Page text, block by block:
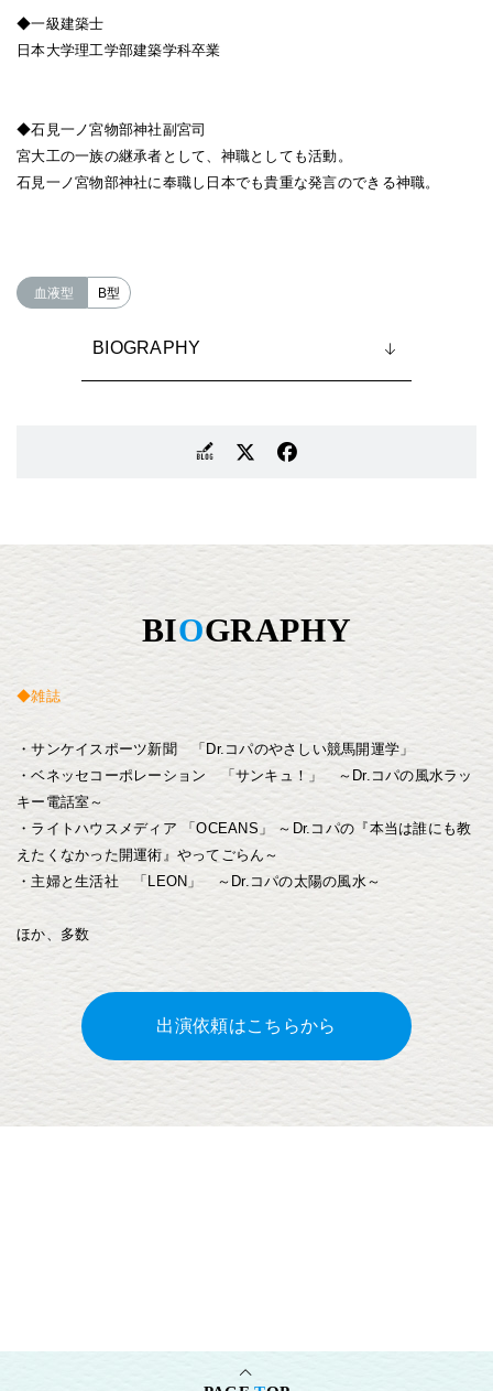
◆一級建築士
日本大学理工学部建築学科卒業
◆石見一ノ宮物部神社副宮司
宮大工の一族の継承者として、神職としても活動。
石見一ノ宮物部神社に奉職し日本でも貴重な発言のできる神職。
血液型 B型
BIOGRAPHY
BIOGRAPHY
◆雑誌
・サンケイスポーツ新聞 「Dr.コパのやさしい競馬開運学」
・ベネッセコーポレーション 「サンキュ！」 ～Dr.コパの風水ラッ
キー電話室～
・ライトハウスメディア 「OCEANS」 ～Dr.コパの『本当は誰にも教
えたくなかった開運術』やってごらん～
・主婦と生活社 「LEON」 ～Dr.コパの太陽の風水～
ほか、多数
出演依頼はこちらから